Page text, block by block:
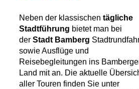
Neben der klassischen tägliche
Stadtführung bietet man bei
der Stadt Bamberg
sowie Ausflüge und
Reisebegleitungen ins
Land mit an. Die aktuelle
aller Touren finden Sie unter